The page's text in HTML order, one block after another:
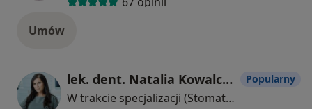
Umów
lek. dent. Natalia Kowalczyk-Zuchora
W trakcie specjalizacji (Stomatolog)
Popularny